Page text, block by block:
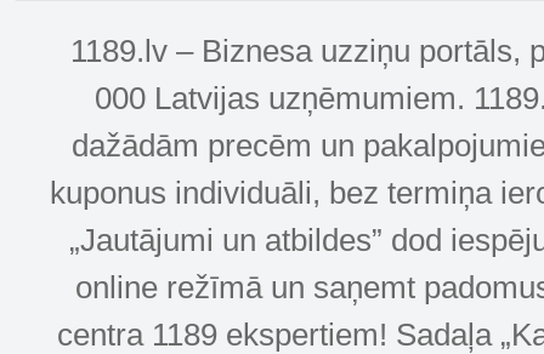
1189.lv – Biznesa uzziņu portāls,
000 Latvijas uzņēmumiem.
dažādām precēm un
kuponus individuāli, bez termiņa
„Jautājumi un atbildes” dod
online režīmā un saņemt
centra 1189 ekspertiem! Sadaļa